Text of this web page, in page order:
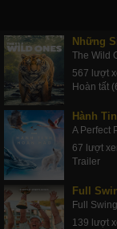
Những
The Wild
567 lượt
Hoàn tất
Hành
A Perfect
67 lượt
Trailer
Full
Full
139 lượt